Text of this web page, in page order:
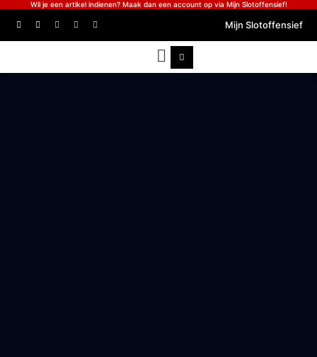
Wil je een artikel indienen? Maak dan een account op via Mijn Slotoffensief!
Mijn Slotoffensief